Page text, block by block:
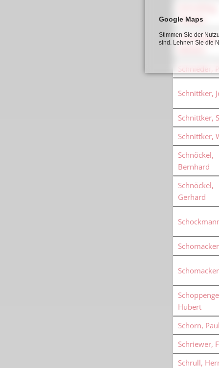
Theodor
Schmülling,
Schnieder,
Schnittker,
Schnittker,
Schnittker,
Schnöckel,
Bernhard
Schnöckel,
Gerhard
Hubert
Schorn, Paul
Schriewer,
Schrull,
Google Maps
Stimmen Sie der
sind. Lehnen Sie die